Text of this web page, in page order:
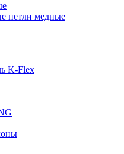
петли медные
K-Flex